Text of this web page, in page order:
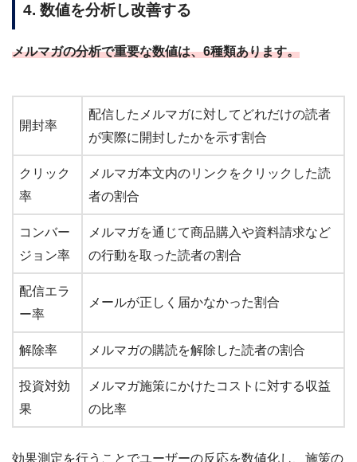
4. 数値を分析し改善する
メルマガの分析で重要な数値は、6種類あります。
開封率
配信したメルマガに対してどれだけの読者
が実際に開封したかを示す割合
クリック
率
メルマガ本文内のリンクをクリックした読
者の割合
コンバー
ジョン率
メルマガを通じて商品購入や資料請求など
の行動を取った読者の割合
配信エラ
ー率
メールが正しく届かなかった割合
解除率 メルマガの購読を解除した読者の割合
投資対効
果
メルマガ施策にかけたコストに対する収益
の比率
効果測定を行うことでユーザーの反応を数値化し、施策の